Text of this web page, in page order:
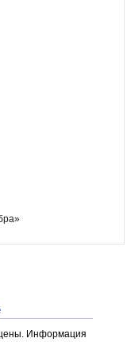
цены. Информация